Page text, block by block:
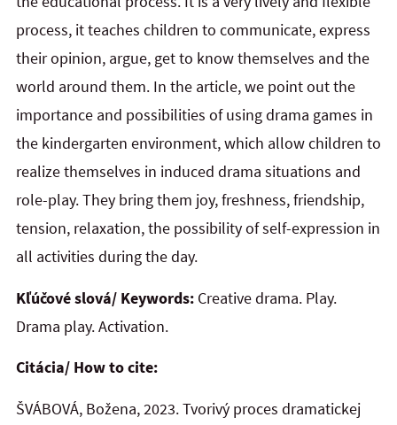
process, it teaches children to communicate, express
their opinion, argue, get to know themselves and the
world around them. In the article, we point out the
importance and possibilities of using drama games in
the kindergarten environment, which allow children to
realize themselves in induced drama situations and
role-play. They bring them joy, freshness, friendship,
tension, relaxation, the possibility of self-expression in
all activities during the day.
Kľúčové slová/ Keywords: Creative drama. Play.
Drama play. Activation.
Citácia/ How to cite:
ŠVÁBOVÁ, Božena, 2023. Tvorivý proces dramatickej